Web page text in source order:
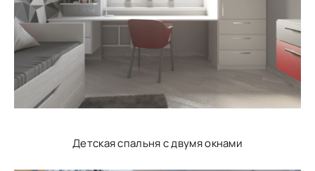
Детская спальня с двумя окнами